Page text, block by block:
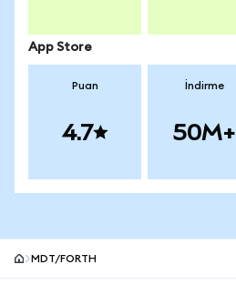
App Store
Puan
4.7
İndirme
50M+
MDT/FORTH